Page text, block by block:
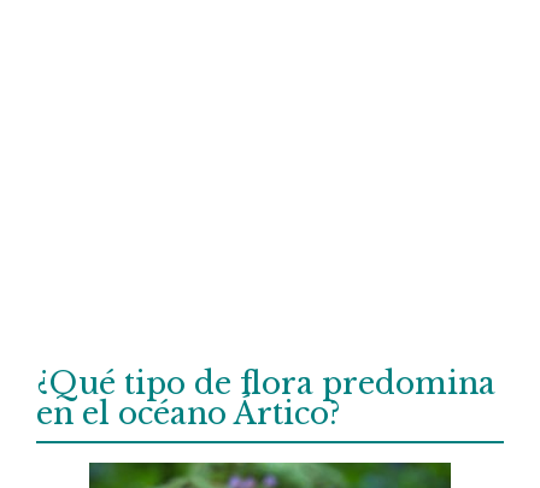
¿Qué tipo de flora predomina
en el océano Ártico?